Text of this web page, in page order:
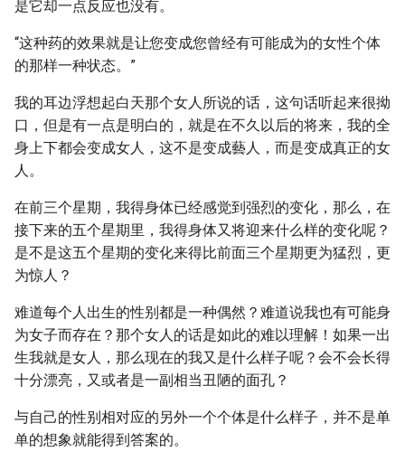
是它却一点反应也没有。
“这种药的效果就是让您变成您曾经有可能成为的女性个体
的那样一种状态。”
我的耳边浮想起白天那个女人所说的话，这句话听起来很拗
口，但是有一点是明白的，就是在不久以后的将来，我的全
身上下都会变成女人，这不是变成藝人，而是变成真正的女
人。
在前三个星期，我得身体已经感觉到强烈的变化，那么，在
接下来的五个星期里，我得身体又将迎来什么样的变化呢？
是不是这五个星期的变化来得比前面三个星期更为猛烈，更
为惊人？
难道每个人出生的性别都是一种偶然？难道说我也有可能身
为女子而存在？那个女人的话是如此的难以理解！如果一出
生我就是女人，那么现在的我又是什么样子呢？会不会长得
十分漂亮，又或者是一副相当丑陋的面孔？
与自己的性别相对应的另外一个个体是什么样子，并不是单
单的想象就能得到答案的。